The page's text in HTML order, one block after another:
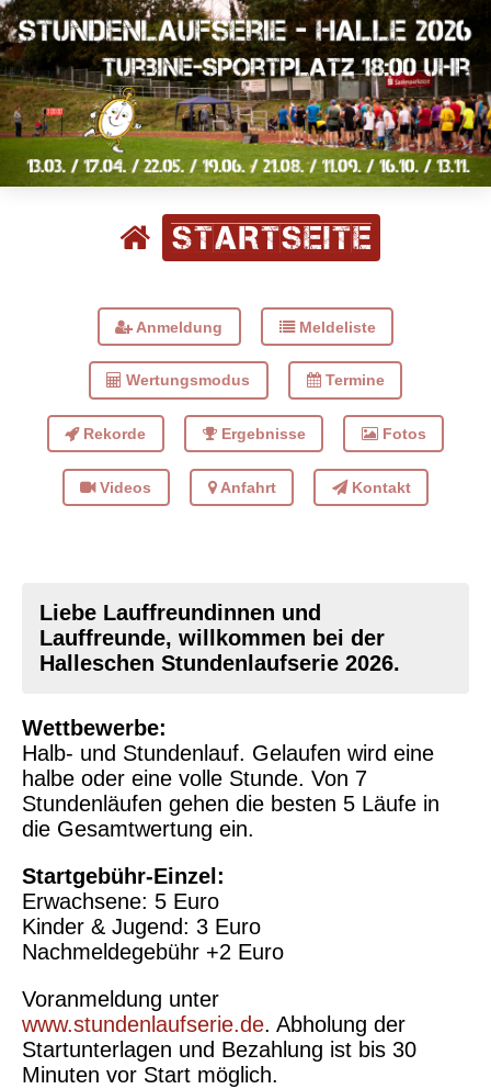
Startseite
Anmeldung Meldeliste
Wertungsmodus Termine
Rekorde Ergebnisse Fotos
Videos Anfahrt Kontakt
Liebe Lauffreundinnen und
Lauffreunde, willkommen bei der
Halleschen Stundenlaufserie 2026.
Wettbewerbe:
Halb- und Stundenlauf. Gelaufen wird eine
halbe oder eine volle Stunde. Von 7
Stundenläufen gehen die besten 5 Läufe in
die Gesamtwertung ein.
Startgebühr-Einzel:
Erwachsene: 5 Euro
Kinder & Jugend: 3 Euro
Nachmeldegebühr +2 Euro
Voranmeldung unter
www.stundenlaufserie.de. Abholung der
Startunterlagen und Bezahlung ist bis 30
Minuten vor Start möglich.